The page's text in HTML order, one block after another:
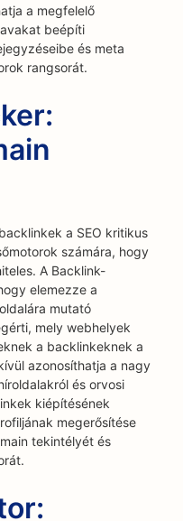
a megfelelő
beépíti
és meta
rangsorát.
a SEO kritikus
számára, hogy
A Backlink-
elemezze a
mutató
mely webhelyek
a backlinkeknek a
azonosíthatja a nagy
és orvosi
kiépítésének
megerősítése
tekintélyét és